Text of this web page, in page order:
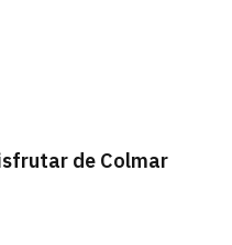
de Colmar